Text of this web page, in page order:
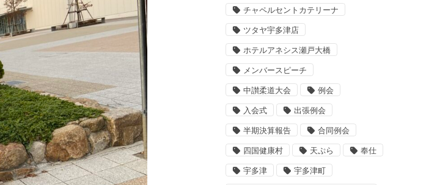
チャペルセントカテリーナ
ツタヤ宇多津店
ホテルアネシス瀬戸大橋
メンバースピーチ
中讃柔道大会 例会
入会式 出張例会
半期決算報告 合同例会
四国健康村 天ぷら 奉仕
宇多津 宇多津町